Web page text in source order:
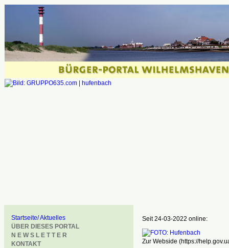
Startseite/ Aktuelles
ÜBER DIESES PORTAL
N E W S L E T T E R
KONTAKT
Seit 24-03-2022 online:
Zur Webside (https://